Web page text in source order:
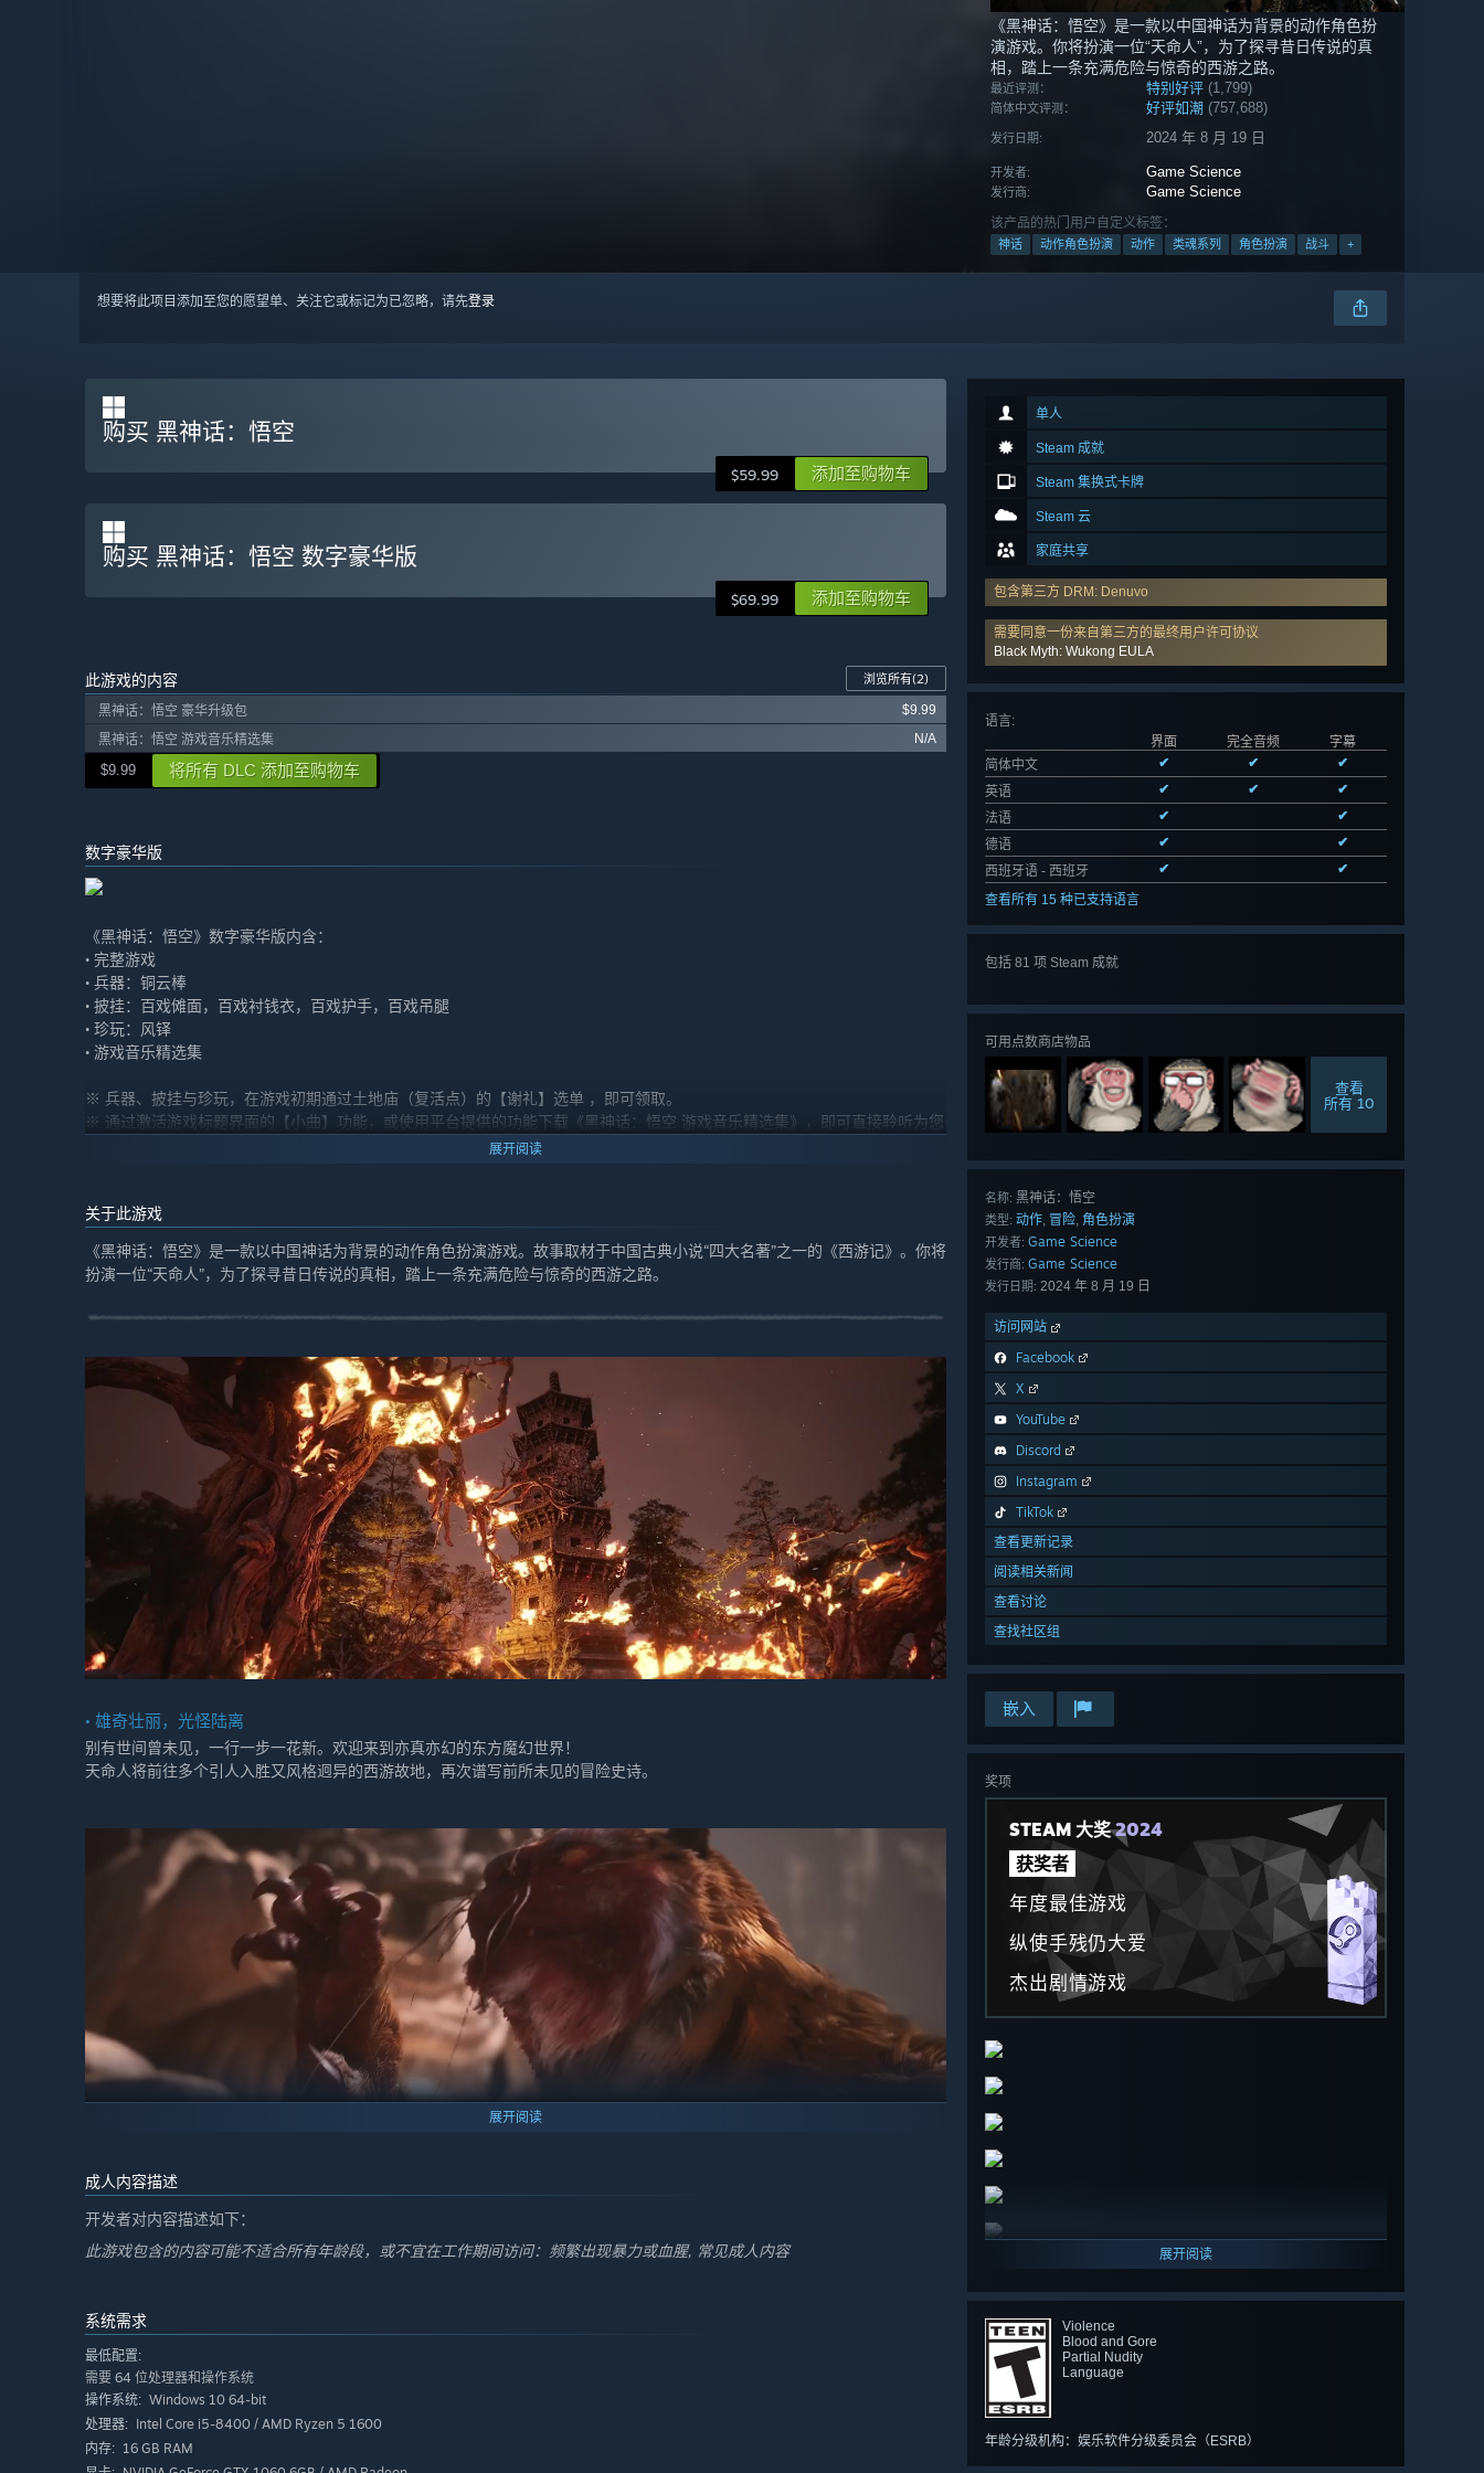
《黑神话：悟空》是一款以中国神话为背景的动作角色扮
演游戏。你将扮演一位“天命人”，为了探寻昔日传说的真
相，踏上一条充满危险与惊奇的西游之路。
最近评测： 特别好评 (1,799)
简体中文评测： 好评如潮 (757,688)
发行日期: 2024 年 8 月 19 日
开发者: Game Science
发行商: Game Science
该产品的热门用户自定义标签：
神话 动作角色扮演 动作 类魂系列 角色扮演 战斗 +
想要将此项目添加至您的愿望单、关注它或标记为已忽略，请先登录
单人
Steam 成就
Steam 集换式卡牌
Steam 云
家庭共享
包含第三方 DRM: Denuvo
需要同意一份来自第三方的最终用户许可协议
Black Myth: Wukong EULA
语言:
界面
完全音频
字幕
简体中文
✔ ✔
✔
英语
✔ ✔
✔
法语
✔
✔
德语
✔
✔
西班牙语 - 西班牙
✔
✔
查看所有 15 种已支持语言
包括 81 项 Steam 成就
可用点数商店物品
查看
所有 10
名称: 黑神话：悟空
类型: 动作, 冒险, 角色扮演
开发者: Game Science
发行商: Game Science
发行日期: 2024 年 8 月 19 日
访问网站
Facebook
X
YouTube
Discord
Instagram
TikTok
查看更新记录
阅读相关新闻
查看讨论
查找社区组
嵌入
奖项
STEAM 大奖2024
获奖者
年度最佳游戏
纵使手残仍大爱
杰出剧情游戏
展开阅读
Violence
Blood and Gore
Partial Nudity
Language
年龄分级机构：娱乐软件分级委员会（ESRB）
购买 黑神话：悟空
$59.99 添加至购物车
购买 黑神话：悟空 数字豪华版
$69.99 添加至购物车
此游戏的内容 浏览所有(2)
黑神话：悟空 豪华升级包
$9.99
黑神话：悟空 游戏音乐精选集
N/A
$9.99 将所有 DLC 添加至购物车
数字豪华版
《黑神话：悟空》数字豪华版内含：
• 完整游戏
• 兵器：铜云棒
• 披挂：百戏傩面，百戏衬钱衣，百戏护手，百戏吊腿
• 珍玩：风铎
• 游戏音乐精选集
※ 兵器、披挂与珍玩，在游戏初期通过土地庙（复活点）的【谢礼】选单 ，即可领取。
※ 通过激活游戏标题界面的【小曲】功能，或使用平台提供的功能下载《黑神话：悟空 游戏音乐精选集》，即可直接聆听为您
精选的多首游戏音乐。我们也十分推荐您在游戏过程中，随天命人的旅程首次感受这些音乐，之后再回来尽情重温。
展开阅读
关于此游戏
《黑神话：悟空》是一款以中国神话为背景的动作角色扮演游戏。故事取材于中国古典小说“四大名著”之一的《西游记》。你将
扮演一位“天命人”，为了探寻昔日传说的真相，踏上一条充满危险与惊奇的西游之路。
• 雄奇壮丽，光怪陆离
别有世间曾未见，一行一步一花新。欢迎来到亦真亦幻的东方魔幻世界！
天命人将前往多个引人入胜又风格迥异的西游故地，再次谱写前所未见的冒险史诗。
• 妖魔鬼怪，卷土重来
行者名声大，魔王手段强。《西游记》的一大看点，便是各有所长的厉害妖怪。
西行的旅途并非只有风光旖旎，天命人还将遭遇许多强大的敌人与可敬的对手，与他们豪快战斗，至死方休。
展开阅读
成人内容描述
开发者对内容描述如下：
此游戏包含的内容可能不适合所有年龄段，或不宜在工作期间访问：频繁出现暴力或血腥, 常见成人内容
系统需求
最低配置:
需要 64 位处理器和操作系统
操作系统: Windows 10 64-bit
处理器: Intel Core i5-8400 / AMD Ryzen 5 1600
内存: 16 GB RAM